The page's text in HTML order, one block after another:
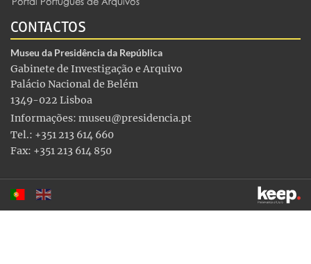
CONTACTOS
Museu da Presidência da República
Gabinete de Investigação e Arquivo
Palácio Nacional de Belém
1349-022 Lisboa
Informações: museu@presidencia.pt
Tel.: +351 213 614 660
Fax: +351 213 614 850